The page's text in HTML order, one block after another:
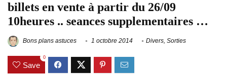
billets en vente à partir du 26/09
10heures .. seances supplementaires …
Bons plans astuces 1 octobre 2014 Divers, Sorties
Save
0